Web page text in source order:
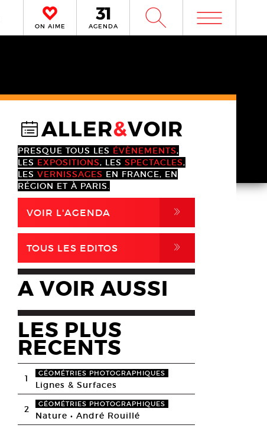
ON AIME AGENDA W m
@ALLER&VOIR
PRESQUE TOUS LES ÉVÈNEMENTS,
LES EXPOSITIONS, LES SPECTACLES,
LES VERNISSAGES EN FRANCE, EN
RÉGION ET À PARIS.
VOIR L'AGENDA ,
TOUS LES EDITOS ,
A VOIR AUSSI
LES PLUS
RECENTS
1 GÉOMÉTRIES PHOTOGRAPHIQUES
Lignes & Surfaces
2 GÉOMÉTRIES PHOTOGRAPHIQUES
Nature • André Rouillé